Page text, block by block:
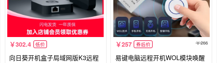
302.4 低价
向日葵开机盒子局域网版K3远程
257 券后价 266
易键电脑远程开机WOL模块唤醒